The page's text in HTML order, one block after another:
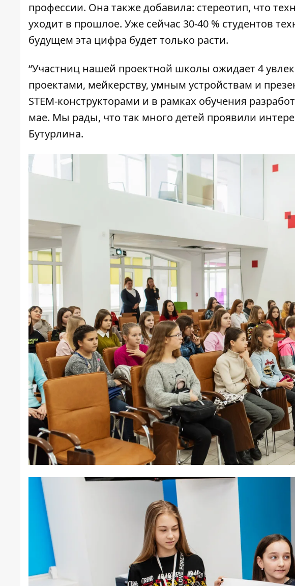
профессии. Она также добавила: стереотип, что
уходит в прошлое. Уже сейчас 30-40 % студентов
будущем эта цифра будет только расти.
“Участниц нашей проектной школы ожидает 4
проектами, мейкерству, умным устройствам и
STEM-конструкторами и в рамках обучения
мае. Мы рады, что так много детей проявили
Бутурлина.